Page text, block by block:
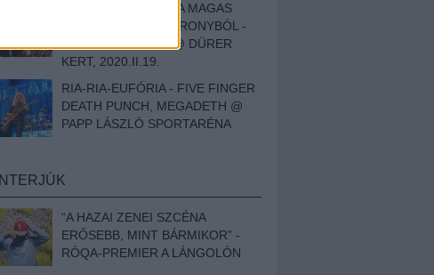
MÉLY FÉRFIBÁNAT A MAGAS
ELEFÁNTCSONTTORONYBÓL -
LEPROUS, KLONE @ DÜRER
KERT, 2020.II.19.
RIA-RIA-EUFÓRIA - FIVE FINGER
DEATH PUNCH, MEGADETH @
PAPP LÁSZLÓ SPORTARÉNA
INTERJÚK
“A HAZAI ZENEI SZCÉNA
ERŐSEBB, MINT BÁRMIKOR” -
RÓQA-PREMIER A LÁNGOLÓN